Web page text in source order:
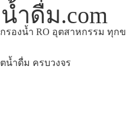
ำดื่ม.com
รองน้ำ RO อุตสาหกรรม ทุกข
น้ำดื่ม ครบวงจร